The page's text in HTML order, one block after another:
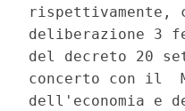
deliberazione 3
del decreto 20
concerto con il
dell'economia e